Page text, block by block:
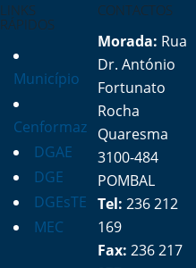
LINKS
RÁPIDOS
Município
Cenformaz
DGAE
DGE
DGEsTE
MEC
CONTACTOS
Morada: Rua
Dr. António
Fortunato
Rocha
Quaresma
3100-484
POMBAL
Tel: 236 212
169
Fax: 236 217